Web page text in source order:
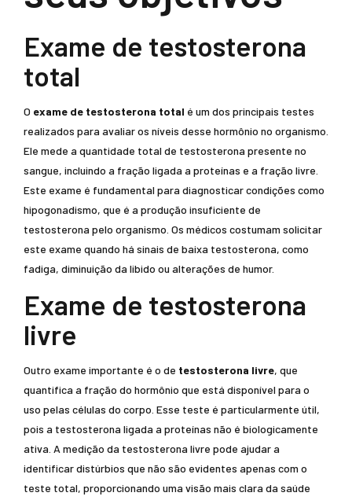
Exame de testosterona
total
O exame de testosterona total é um dos principais testes
realizados para avaliar os níveis desse hormônio no organismo.
Ele mede a quantidade total de testosterona presente no
sangue, incluindo a fração ligada a proteínas e a fração livre.
Este exame é fundamental para diagnosticar condições como
hipogonadismo, que é a produção insuficiente de
testosterona pelo organismo. Os médicos costumam solicitar
este exame quando há sinais de baixa testosterona, como
fadiga, diminuição da libido ou alterações de humor.
Exame de testosterona
livre
Outro exame importante é o de testosterona livre, que
quantifica a fração do hormônio que está disponível para o
uso pelas células do corpo. Esse teste é particularmente útil,
pois a testosterona ligada a proteínas não é biologicamente
ativa. A medição da testosterona livre pode ajudar a
identificar distúrbios que não são evidentes apenas com o
teste total, proporcionando uma visão mais clara da saúde